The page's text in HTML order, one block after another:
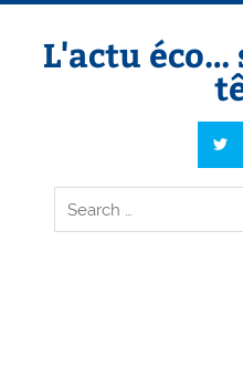
Skip
contentL'actu éco…
L'actu éco… sans prise de